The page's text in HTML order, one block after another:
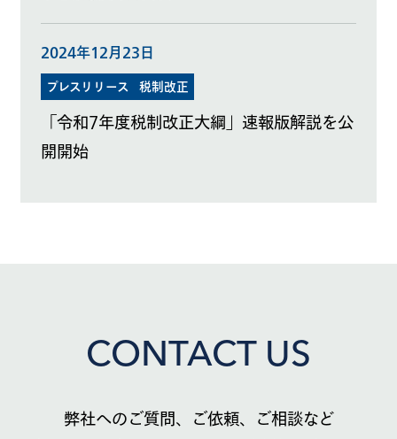
2024年12月23日
プレスリリース 税制改正
「令和7年度税制改正大綱」速報版解説を公
開開始
CONTACT US
弊社へのご質問、ご依頼、ご相談など